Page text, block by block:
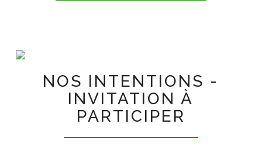
NOS INTENTIONS -
INVITATION À
PARTICIPER